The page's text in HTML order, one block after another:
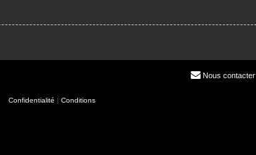
Nous contacter
Confidentialité | Conditions